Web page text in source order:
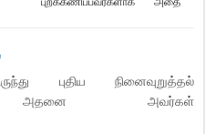
புதிய நினைவுறுத்தல்
அதனை அவர்கள்